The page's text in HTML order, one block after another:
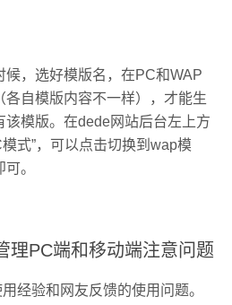
，选好模版名，在PC和WAP
各自模版内容不一样），才能生
该模版。在dede网站后台左上方
式”，可以点击切换到wap模
。
理PC端和移动端注意问题
验和网友反馈的使用问题。